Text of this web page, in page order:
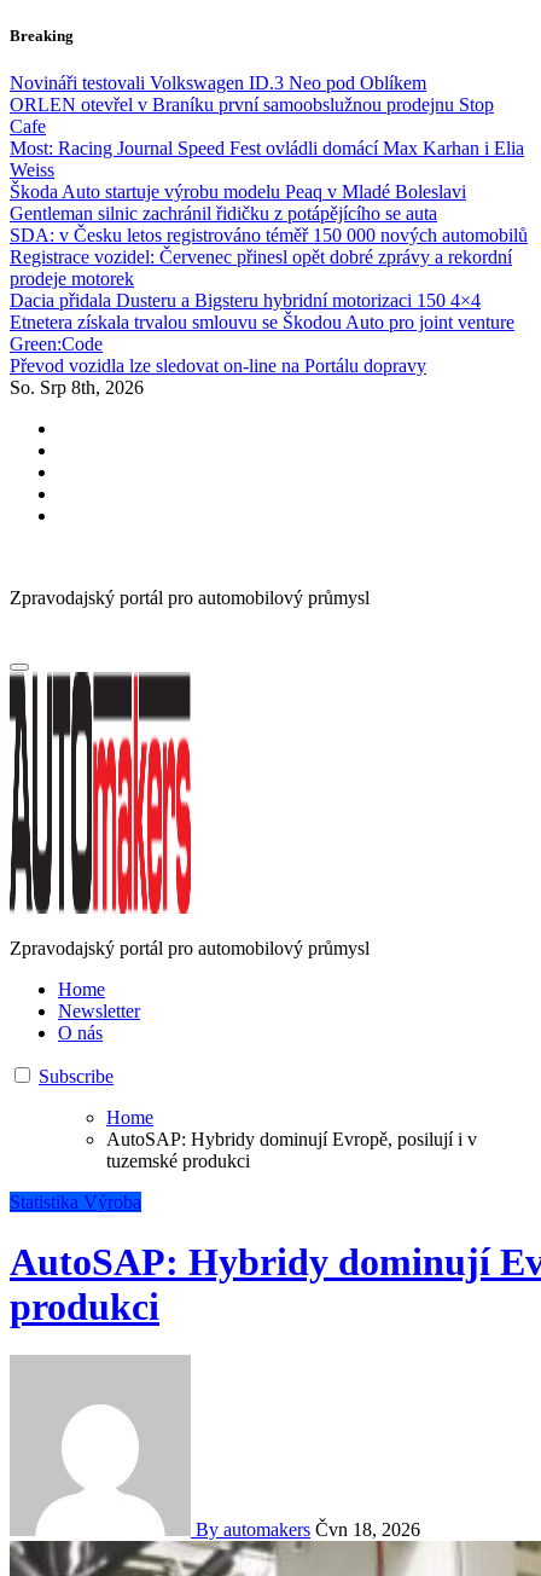
Skip
content
Breaking
Novináři testovali Volkswagen ID.3 Neo pod Oblíkem
ORLEN otevřel v Braníku první samoobslužnou prodejnu Stop
Cafe
Most: Racing Journal Speed Fest ovládli domácí Max Karhan i Elia
Weiss
Škoda Auto startuje výrobu modelu Peaq v Mladé Boleslavi
Gentleman silnic zachránil řidičku z potápějícího se auta
SDA: v Česku letos registrováno téměř 150 000 nových automobilů
Registrace vozidel: Červenec přinesl opět dobré zprávy a rekordní
prodeje motorek
Dacia přidala Dusteru a Bigsteru hybridní motorizaci 150 4×4
Etnetera získala trvalou smlouvu se Škodou Auto pro joint venture
Green:Code
Převod vozidla lze sledovat on-line na Portálu dopravy
So. Srp 8th, 2026
Zpravodajský portál pro automobilový průmysl
Zpravodajský portál pro automobilový průmysl
Home
Newsletter
O nás
Subscribe
Home
AutoSAP: Hybridy dominují Evropě, posilují i v
tuzemské produkci
Statistika Výroba
AutoSAP: Hybridy dominují
produkci
By automakers Čvn 18, 2026